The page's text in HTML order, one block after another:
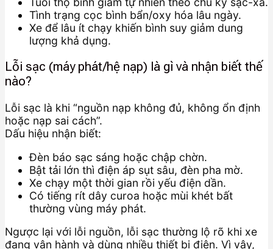
Tình trạng cọc bình bẩn/oxy hóa lâu ngày.
Xe để lâu ít chạy khiến bình suy giảm dung
lượng khả dụng.
Lỗi sạc (máy phát/hệ nạp) là gì và nhận biết thế
nào?
Lỗi sạc là khi “nguồn nạp không đủ, không ổn định
hoặc nạp sai cách”.
Dấu hiệu nhận biết:
Đèn báo sạc sáng hoặc chập chờn.
Bật tải lớn thì điện áp sụt sâu, đèn pha mờ.
Xe chạy một thời gian rồi yếu điện dần.
Có tiếng rít dây curoa hoặc mùi khét bất
thường vùng máy phát.
Ngược lại với lỗi nguồn, lỗi sạc thường lộ rõ khi xe
đang vận hành và dùng nhiều thiết bị điện. Vì vậy,